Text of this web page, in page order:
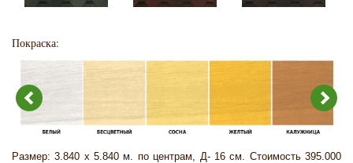
Покраска:
Размер: 3.840 х 5.840 м. по центрам, Д- 16 см. Стоимость 395.000